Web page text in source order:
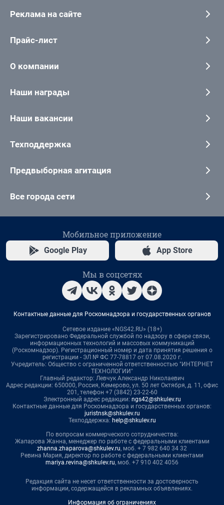
Реклама на сайте
Прайс-лист
О компании
Наши награды
Наши вакансии
Техподдержка
Предвыборная агитация
Все города сети
Мобильное приложение
Google Play App Store
Мы в соцсетях
Контактные данные для Роскомнадзора и государственных органов
Сетевое издание «NGS42.RU» (18+)
Зарегистрировано Федеральной службой по надзору в сфере связи,
информационных технологий и массовых коммуникаций
(Роскомнадзор). Регистрационный номер и дата принятия решения о
регистрации - ЭЛ № ФС 77-78817 от 07.08.2020 г.
Учредитель: Общество с ограниченной ответственностью "ИНТЕРНЕТ
ТЕХНОЛОГИИ"
Главный редактор: Левчук Александр Николаевич
Адрес редакции: 650000, Россия, Кемерово, ул. 50 лет Октября, д. 11, офис
201, телефон +7 (3842) 23-22-60
Электронный адрес редакции: ngs42@shkulev.ru
Контактные данные для Роскомнадзора и государственных органов:
juristnsk@shkulev.ru
Техподдержка: help@shkulev.ru
По вопросам коммерческого сотрудничества:
Жапарова Жанна, менеджер по работе с федеральными клиентами
zhanna.zhaparova@shkulev.ru, моб. + 7 982 640 34 32
Ревина Мария, директор по работе с федеральными клиентами
mariya.revina@shkulev.ru, моб. +7 910 402 4056
Редакция сайта не несет ответственности за достоверность
информации, содержащейся в рекламных объявлениях.
Информация об ограничениях